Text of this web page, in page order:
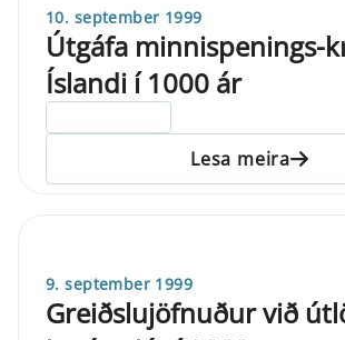
10. september 1999
Útgáfa minnispenings-
Íslandi í 1000 ár
Lesa meira
9. september 1999
Greiðslujöfnuður við